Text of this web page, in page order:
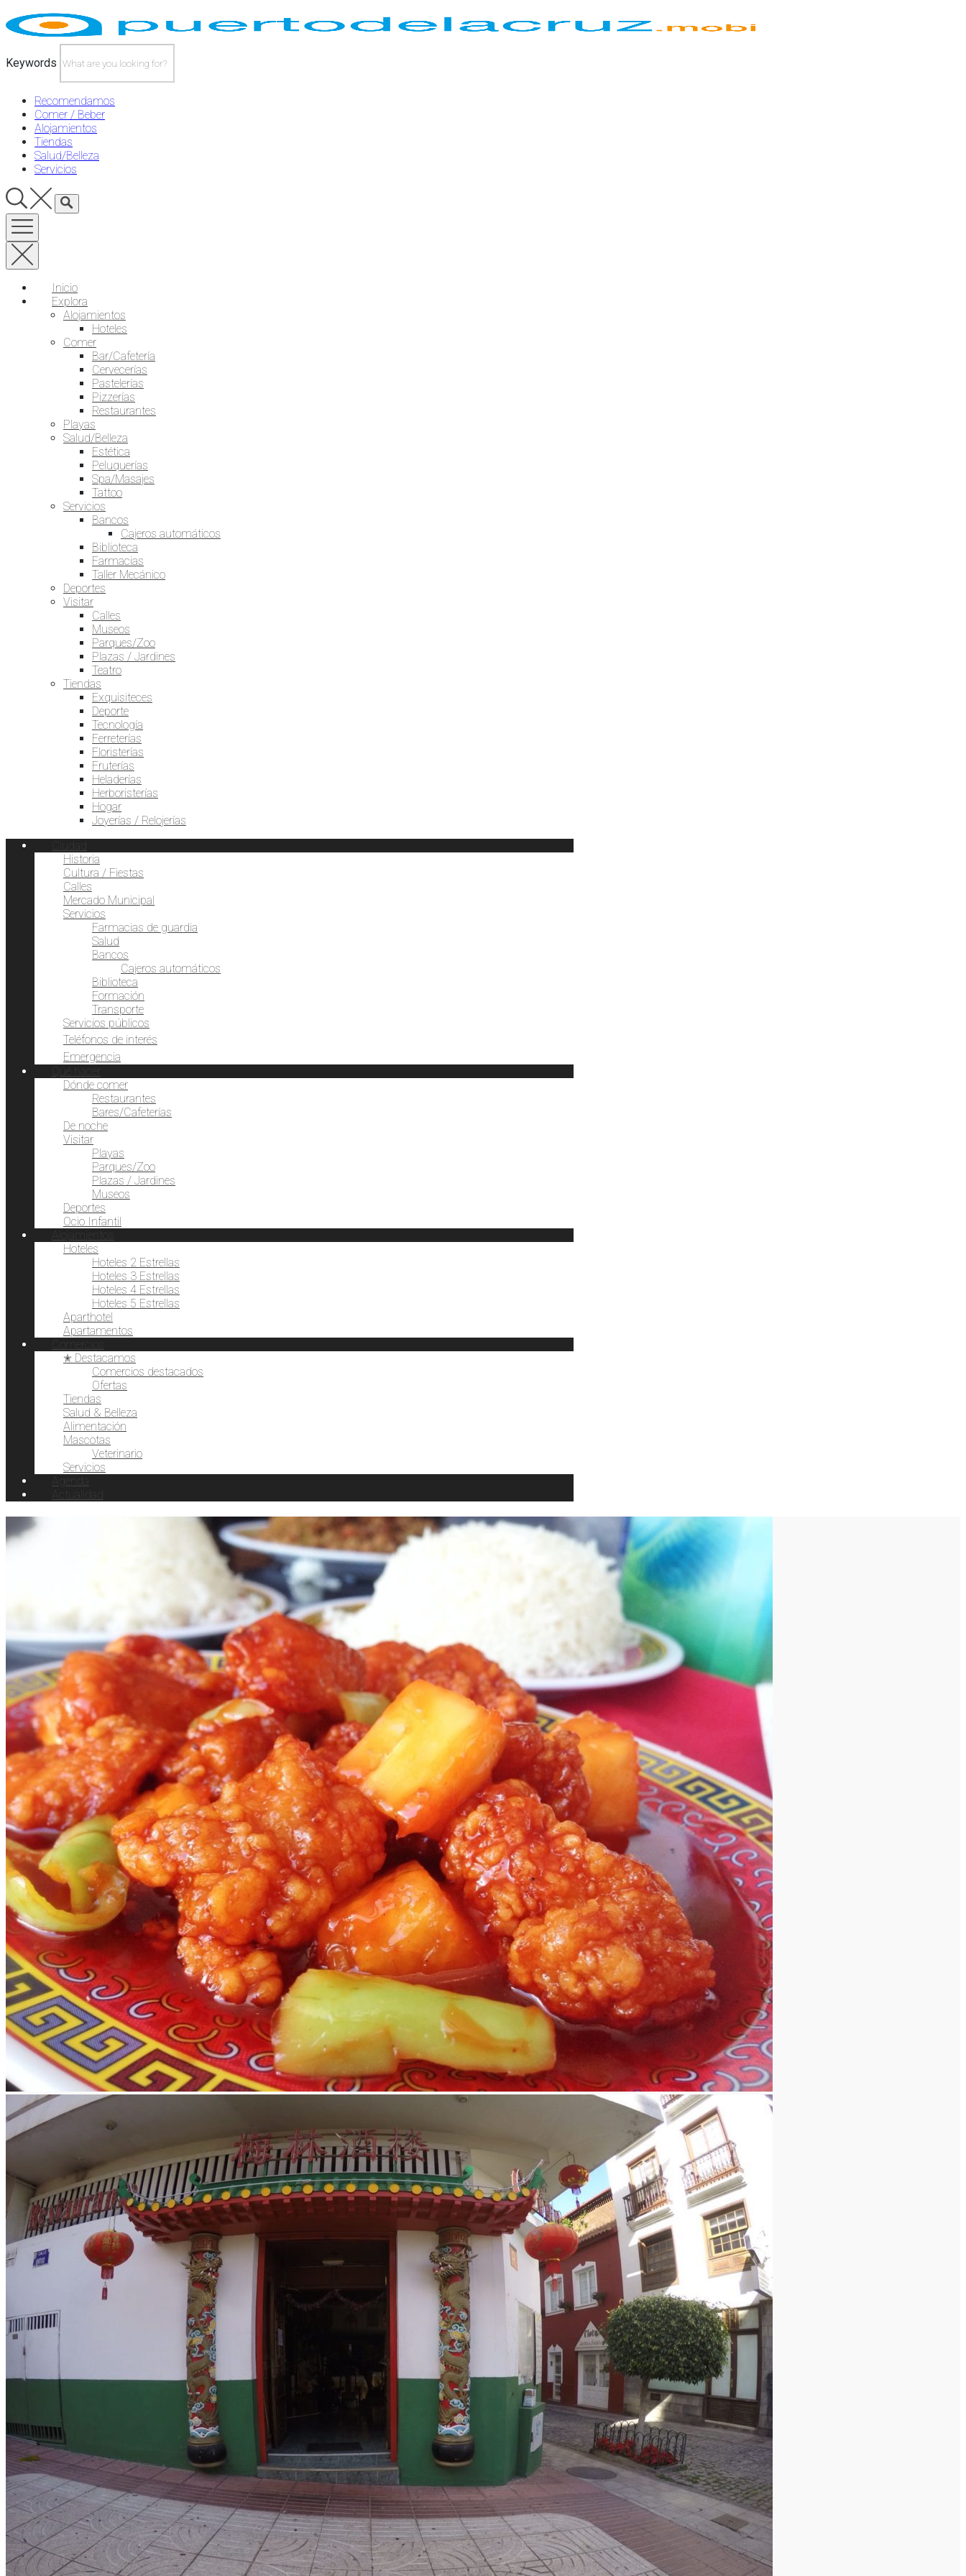
Skip
to
content
Keywords
Recomendamos
Comer / Beber
Alojamientos
Tiendas
Salud/Belleza
Servicios
Inicio
Explora
Alojamientos
Hoteles
Comer
Bar/Cafetería
Cervecerías
Pastelerías
Pizzerías
Restaurantes
Playas
Salud/Belleza
Estética
Peluquerías
Spa/Masajes
Tattoo
Servicios
Bancos
Cajeros automáticos
Biblioteca
Farmacias
Taller Mecánico
Deportes
Visitar
Calles
Museos
Parques/Zoo
Plazas / Jardines
Teatro
Tiendas
Exquisiteces
Deporte
Tecnología
Ferreterías
Floristerías
Fruterías
Heladerías
Herboristerías
Hogar
Joyerías / Relojerías
Ciudad
Historia
Cultura / Fiestas
Calles
Mercado Municipal
Servicios
Farmacias de guardia
Salud
Bancos
Cajeros automáticos
Biblioteca
Formación
Transporte
Servicios públicos
Teléfonos de interés
Emergencia
Qué hacer
Dónde comer
Restaurantes
Bares/Cafeterías
De noche
Visitar
Playas
Parques/Zoo
Plazas / Jardines
Museos
Deportes
Ocio Infantil
Alojamientos
Hoteles
Hoteles 2 Estrellas
Hoteles 3 Estrellas
Hoteles 4 Estrellas
Hoteles 5 Estrellas
Aparthotel
Apartamentos
Comercios
✭ Destacamos
Comercios destacados
Ofertas
Tiendas
Salud & Belleza
Alimentación
Mascotas
Veterinario
Servicios
Agenda
Actualidad